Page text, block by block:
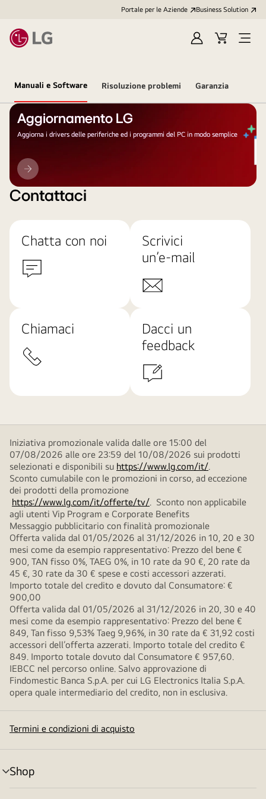
Portale per le Aziende Business Solution
AccediCart
Open
Manuali e Software Risoluzione problemi Garanzia
Aggiornamento LG
Aggiorna i drivers delle periferiche ed i programmi del PC in modo semplice
Aggiornamento
LG
Contattaci
Chatta con noi
Scrivici
un’e-mail
Chiamaci
Dacci un
feedback
Iniziativa promozionale valida dalle ore 15:00 del
07/08/2026 alle ore 23:59 del 10/08/2026 sui prodotti
selezionati e disponibili su https://www.lg.com/it/.
Sconto cumulabile con le promozioni in corso, ad eccezione
dei prodotti della promozione
https://www.lg.com/it/offerte/tv/. Sconto non applicabile
agli utenti Vip Program e Corporate Benefits
Messaggio pubblicitario con finalità promozionale
Offerta valida dal 01/05/2026 al 31/12/2026 in 10, 20 e 30
mesi come da esempio rappresentativo: Prezzo del bene €
900, TAN fisso 0%, TAEG 0%, in 10 rate da 90 €, 20 rate da
45 €, 30 rate da 30 € spese e costi accessori azzerati.
Importo totale del credito e dovuto dal Consumatore: €
900,00
Offerta valida dal 01/05/2026 al 31/12/2026 in 20, 30 e 40
mesi come da esempio rappresentativo: Prezzo del bene €
849, Tan fisso 9,53% Taeg 9,96%, in 30 rate da € 31,92 costi
accessori dell’offerta azzerati. Importo totale del credito €
849. Importo totale dovuto dal Consumatore € 957,60.
IEBCC nel percorso online. Salvo approvazione di
Findomestic Banca S.p.A. per cui LG Electronics Italia S.p.A.
opera quale intermediario del credito, non in esclusiva.
Termini e condizioni di acquisto
Shop
Attivazione
menu